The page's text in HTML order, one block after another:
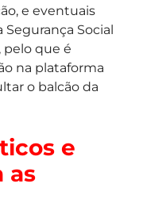
e eventuais
Social
pelo que é
na plataforma
o balcão da
e
as